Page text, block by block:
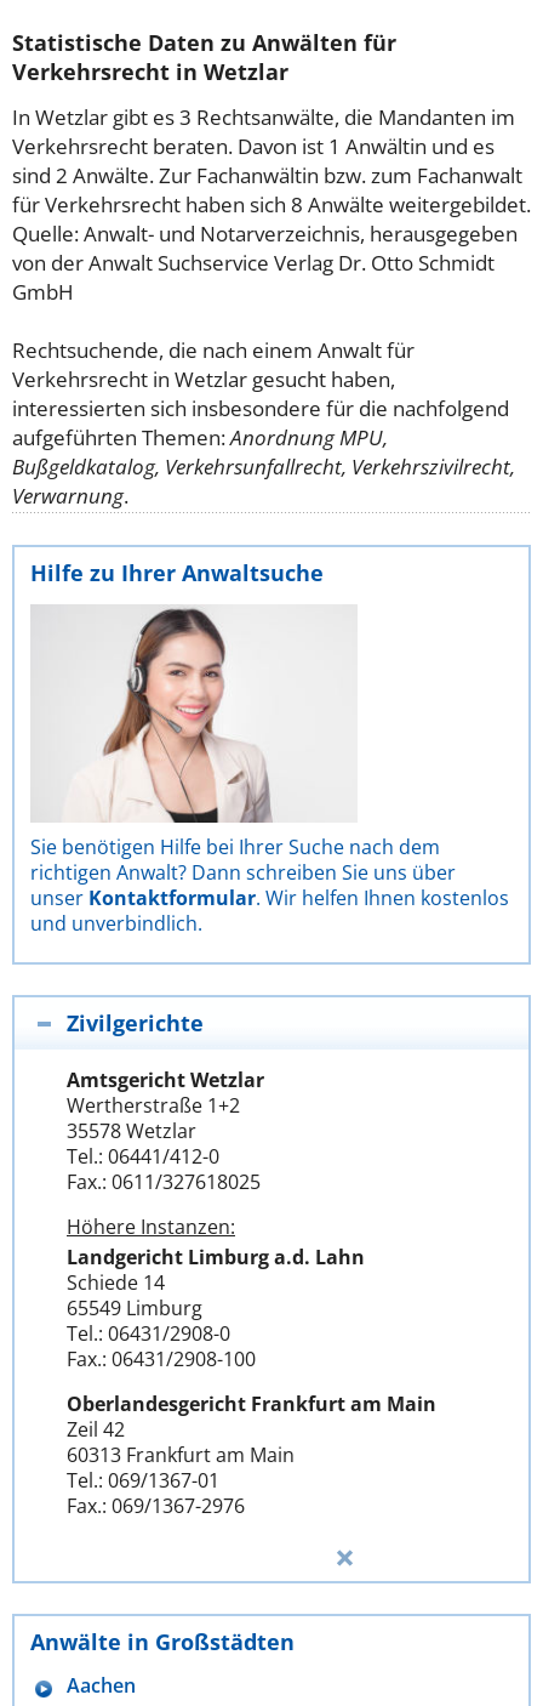
Statistische Daten zu Anwälten für
Verkehrsrecht in Wetzlar
In Wetzlar gibt es 3 Rechtsanwälte, die Mandanten im
Verkehrsrecht beraten. Davon ist 1 Anwältin und es
sind 2 Anwälte. Zur Fachanwältin bzw. zum Fachanwalt
für Verkehrsrecht haben sich 8 Anwälte weitergebildet.
Quelle: Anwalt- und Notarverzeichnis, herausgegeben
von der Anwalt Suchservice Verlag Dr. Otto Schmidt
GmbH
Rechtsuchende, die nach einem Anwalt für
Verkehrsrecht in Wetzlar gesucht haben,
interessierten sich insbesondere für die nachfolgend
aufgeführten Themen:Anordnung MPU,
Bußgeldkatalog, Verkehrsunfallrecht, Verkehrszivilrecht,
Verwarnung.
Hilfe zu Ihrer Anwaltsuche
Sie benötigen Hilfe bei Ihrer Suche nach dem
richtigen Anwalt? Dann schreiben Sie uns über
unser Kontaktformular. Wir helfen Ihnen kostenlos
und unverbindlich.
Zivilgerichte
Amtsgericht Wetzlar
Wertherstraße 1+2
35578 Wetzlar
Tel.: 06441/412-0
Fax.: 0611/327618025
Höhere Instanzen:
Landgericht Limburg a.d. Lahn
Schiede 14
65549 Limburg
Tel.: 06431/2908-0
Fax.: 06431/2908-100
Oberlandesgericht Frankfurt am Main
Zeil 42
60313 Frankfurt am Main
Tel.: 069/1367-01
Fax.: 069/1367-2976
Anwälte in Großstädten
Aachen